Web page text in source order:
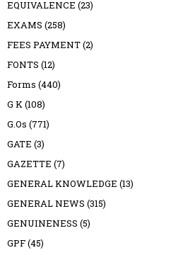
EQUIVALENCE (23)
EXAMS (258)
FEES PAYMENT(2)
FONTS (12)
Forms (440)
G K(108)
G.Os (771)
GATE (3)
GAZETTE (7)
GENERAL KNOWLEDGE (13)
GENERAL NEWS (315)
GENUINENESS (5)
GPF(45)